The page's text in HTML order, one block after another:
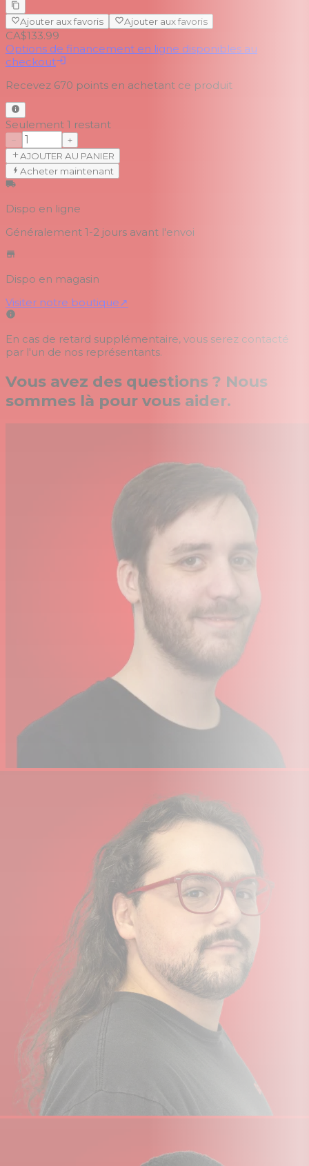
Ajouter aux favoris Ajouter aux favoris
CA$133.99
Options de financement en ligne disponibles au
checkout
Recevez 670 points en achetant ce produit
Seulement 1 restant
−
+
AJOUTER AU PANIER
Acheter maintenant
Dispo en ligne
Généralement 1-2 jours avant l'envoi
Dispo en magasin
Visiter notre boutique↗
En cas de retard supplémentaire, vous serez contacté
par l'un de nos représentants.
Vous avez des questions ? Nous
sommes là pour vous aider.